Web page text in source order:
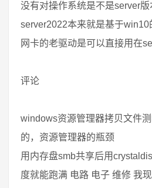
没有对操作系统是不是server
server2022本来就是基于
网卡的老驱动是可以直接用在
评论
windows资源管理器拷贝文件
的，资源管理器的瓶颈
用内存盘smb共享后用
度就能跑满 电路 电子 维修 我